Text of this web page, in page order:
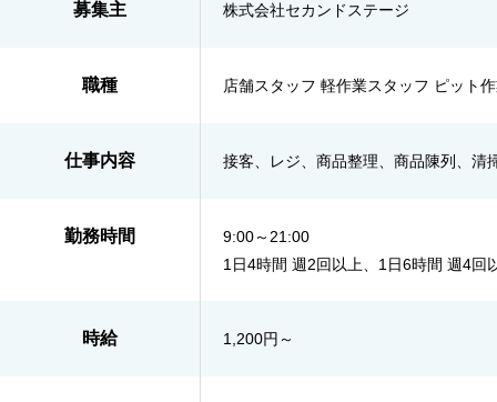
募集主 株式会社セカンドステージ
職種 店舗スタッフ 軽作業スタッフ ピット
仕事内容 接客、レジ、商品整理、商品陳列、清
勤務時間
9:00～21:00
1日4時間 週2回以上、1日6時間 週4回
時給 1,200円～